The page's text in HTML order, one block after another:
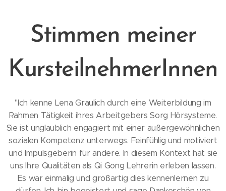
Stimmen meiner
KursteilnehmerInnen
"Ich kenne Lena Graulich durch eine Weiterbildung im
Rahmen Tätigkeit ihres Arbeitgebers Sorg Hörsysteme.
Sie ist unglaublich engagiert mit einer außergewöhnlichen
sozialen Kompetenz unterwegs. Feinfühlig und motiviert
und Impulsgeberin für andere. In diesem Kontext hat sie
uns Ihre Qualitäten als Qi Gong Lehrerin erleben lassen.
Es war einmalig und großartig dies kennenlernen zu